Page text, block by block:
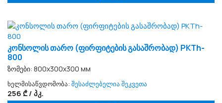
კონსოლის თარო (ფირფიტების გასაშრობად) PKTh-
800
ზომები: 800х300х300 мм
ხელმისაწვდომობა: შესაძლებელია შეკვეთა
256 ₾ / პკ.